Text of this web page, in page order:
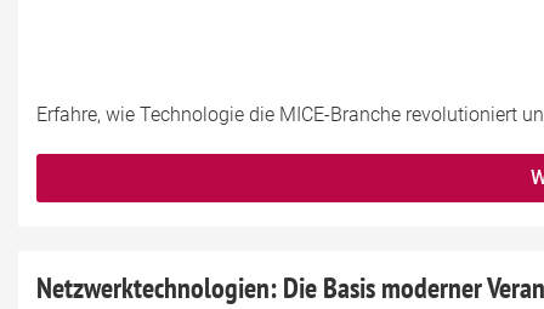
Erfahre, wie Technologie die MICE-Branche revolutioniert
Netzwerktechnologien: Die Basis moderner